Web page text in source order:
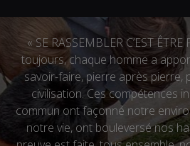
« SE RASSEMBLER C’EST
toujours, chaque homme a
savoir-faire, pierre après
civilisation. Ces compétences
commun ont façonné notre
notre vie, ont bouleversé nos